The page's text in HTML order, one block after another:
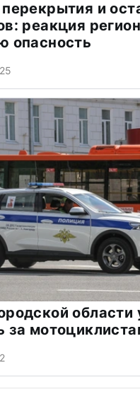
и
реакция
опасность
25
области
за
2